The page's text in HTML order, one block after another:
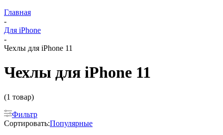
Главная
-
Для iPhone
-
Чехлы для iPhone 11
Чехлы для iPhone 11
(1 товар)
Фильтр
Сортировать:Популярные